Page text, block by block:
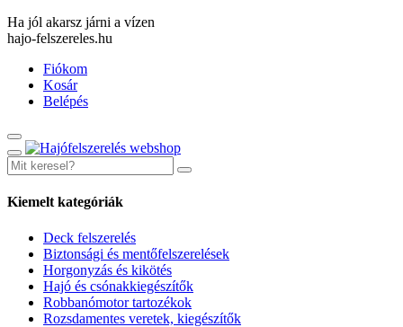
Ha jól akarsz járni a vízen
hajo-felszereles.hu
Fiókom
Kosár
Belépés
Kiemelt kategóriák
Deck felszerelés
Biztonsági és mentőfelszerelések
Horgonyzás és kikötés
Hajó és csónakkiegészítők
Robbanómotor tartozékok
Rozsdamentes veretek, kiegészítők